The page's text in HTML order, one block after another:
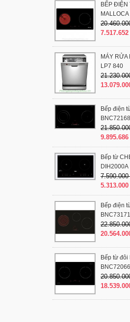
BẾP ĐIỆN
MÁY RỬA
LP7 840
Bếp điện
Bếp từ
DIH2000A
7.590.000
Bếp điện
BNC73171
Bếp từ đôi